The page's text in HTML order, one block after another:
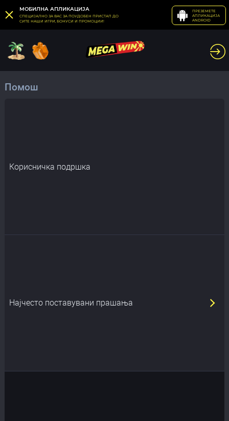
МОБИЛНА АПЛИКАЦИЈА
СПЕЦИЈАЛНО ЗА ВАС ЗА ПОУДОБЕН ПРИСТАП ДО
СИТЕ НАШИ ИГРИ, БОНУСИ И ПРОМОЦИИ!
ПРЕЗЕМЕТЕ
АПЛИКАЦИЈА
ANDROID
Помош
Корисничка подршка
Најчесто поставувани прашања